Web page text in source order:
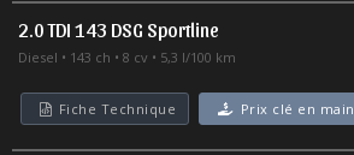
2.0 TDI 143 DSG Sportline
Diesel 143 ch 8 cv 5,3 l/100 km
Fiche Technique Prix clé en main